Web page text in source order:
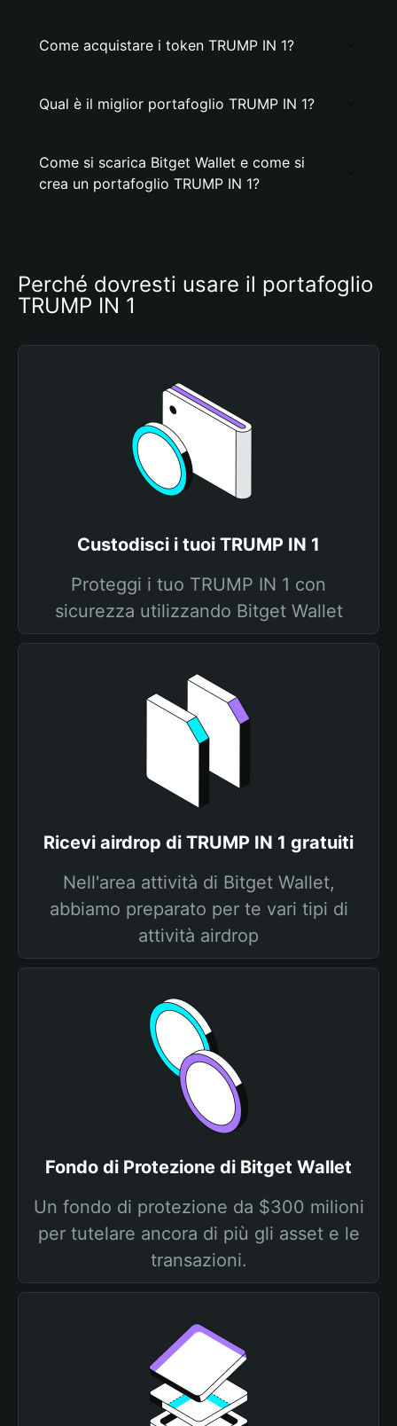
Come acquistare i token TRUMP IN 1?
Qual è il miglior portafoglio TRUMP IN 1?
Come si scarica Bitget Wallet e come si
crea un portafoglio TRUMP IN 1?
Perché dovresti usare il portafoglio
TRUMP IN 1
Custodisci i tuoi TRUMP IN 1
Proteggi i tuo TRUMP IN 1 con
sicurezza utilizzando Bitget Wallet
Ricevi airdrop di TRUMP IN 1 gratuiti
Nell'area attività di Bitget Wallet,
abbiamo preparato per te vari tipi di
attività airdrop
Fondo di Protezione di Bitget Wallet
Un fondo di protezione da $300 milioni
per tutelare ancora di più gli asset e le
transazioni.